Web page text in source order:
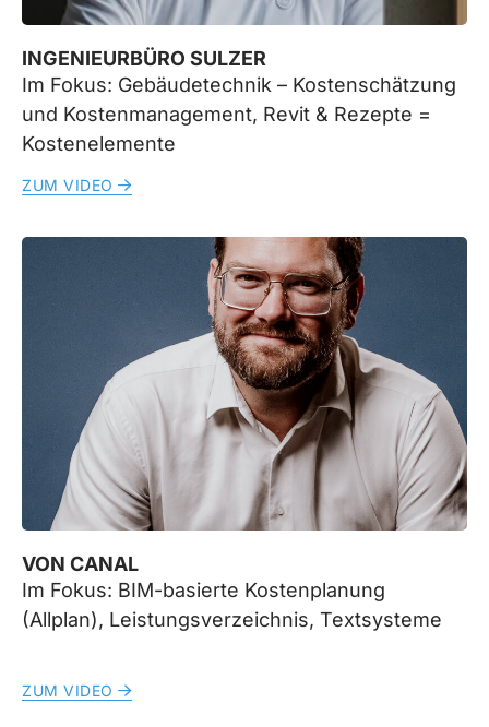
INGENIEURBÜRO SULZER
Im Fokus: Gebäudetechnik – Kostenschätzung
und Kostenmanagement, Revit & Rezepte =
Kostenelemente
ZUM VIDEO
VON CANAL
Im Fokus: BIM-basierte Kostenplanung
(Allplan), Leistungsverzeichnis, Textsysteme
ZUM VIDEO